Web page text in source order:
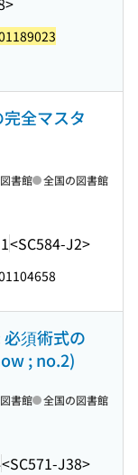
全マスタ
<SC584-J2>
書館 全国の図書館
須術式の
; no.2)
<SC571-J38>
書館 全国の図書館